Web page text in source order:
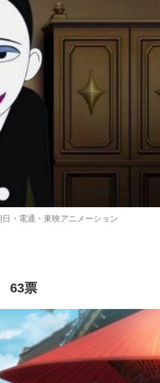
・電通・東映アニメーション
63票